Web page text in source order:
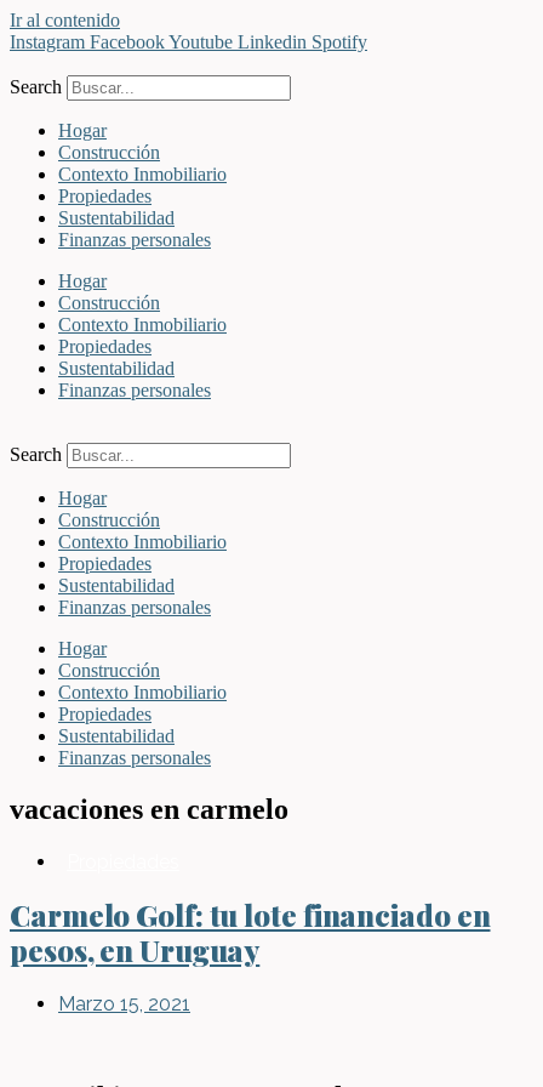
Ir al contenido
Instagram FacebookYoutube Linkedin Spotify
Search
Hogar
Construcción
Contexto Inmobiliario
Propiedades
Sustentabilidad
Finanzas personales
Hogar
Construcción
Contexto Inmobiliario
Propiedades
Sustentabilidad
Finanzas personales
Search
Hogar
Construcción
Contexto Inmobiliario
Propiedades
Sustentabilidad
Finanzas personales
Hogar
Construcción
Contexto Inmobiliario
Propiedades
Sustentabilidad
Finanzas personales
vacaciones en carmelo
Carmelo Golf: tu lote financiado en
pesos, en Uruguay
Marzo 15, 2021